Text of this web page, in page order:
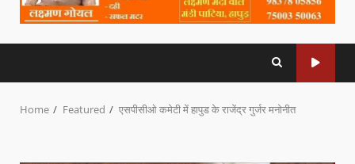
Home Featured एसपीसीओ कमेटी में हापुड के राजेंद्र गुर्जर मनोनीत